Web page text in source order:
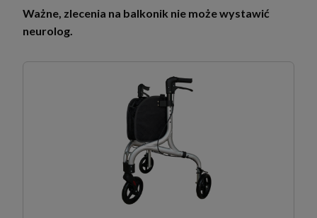
Ważne, zlecenia na balkonik nie może wystawić
neurolog.